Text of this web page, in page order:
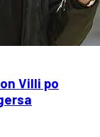
Villi po